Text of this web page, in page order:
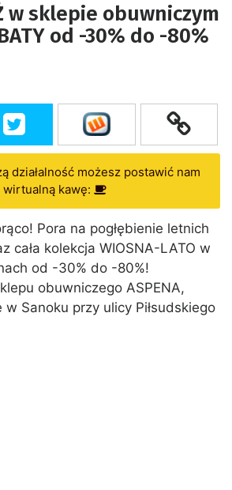
w sklepie obuwniczym
od -30% do -80%
działalność możesz postawić nam
wirtualną kawę:
Pora na pogłębienie letnich
cała kolekcja WIOSNA-LATO w
od -30% do -80%!
obuwniczego ASPENA,
Sanoku przy ulicy Piłsudskiego